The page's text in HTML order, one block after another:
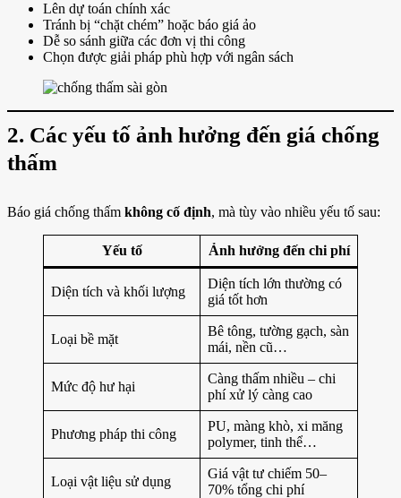
Lên dự toán chính xác
Tránh bị “chặt chém” hoặc báo giá ảo
Dễ so sánh giữa các đơn vị thi công
Chọn được giải pháp phù hợp với ngân sách
2. Các yếu tố ảnh hưởng đến giá chống
thấm
Báo giá chống thấm không cố định, mà tùy vào nhiều yếu tố sau:
Yếu tố Ảnh hưởng đến chi phí
Diện tích và khối lượng
Diện tích lớn thường có
giá tốt hơn
Loại bề mặt
Bê tông, tường gạch, sàn
mái, nền cũ…
Mức độ hư hại
Càng thấm nhiều – chi
phí xử lý càng cao
Phương pháp thi công
PU, màng khò, xi măng
polymer, tinh thể…
Loại vật liệu sử dụng
Giá vật tư chiếm 50–
70% tổng chi phí